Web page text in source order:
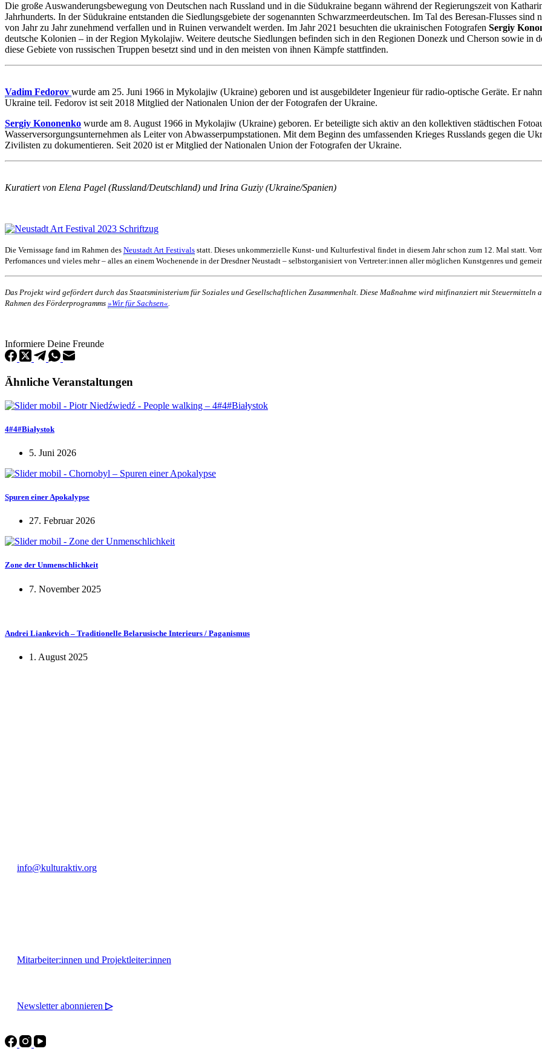
Die große Auswanderungsbewegung von Deutschen nach Russland und in die Südukraine begann während der Regierungszeit von
Jahrhunderts. In der Südukraine entstanden die Siedlungsgebiete der sogenannten Schwarzmeerdeutschen. Im Tal des Beresan-Flusses
von Jahr zu Jahr zunehmend verfallen und in Ruinen verwandelt werden. Im Jahr 2021 besuchten die ukrainischen Fotografen Sergiy
deutsche Kolonien – in der Region Mykolajiw. Weitere deutsche Siedlungen befinden sich in den Regionen Donezk und Cherson sowie in
diese Gebiete von russischen Truppen besetzt sind und in den meisten von ihnen Kämpfe stattfinden.
Vadim Fedorov wurde am 25. Juni 1966 in Mykolajiw (Ukraine) geboren und ist ausgebildeter Ingenieur für radio-optische Geräte. Er
Ukraine teil. Fedorov ist seit 2018 Mitglied der Nationalen Union der der Fotografen der Ukraine.
Sergiy Kononenko wurde am 8. August 1966 in Mykolajiw (Ukraine) geboren. Er beteiligte sich aktiv an den kollektiven städtischen
Wasserversorgungsunternehmen als Leiter von Abwasserpumpstationen. Mit dem Beginn des umfassenden Krieges Russlands gegen die
Zivilisten zu dokumentieren. Seit 2020 ist er Mitglied der Nationalen Union der Fotografen der Ukraine.
Kuratiert von Elena Pagel (Russland/Deutschland) und Irina Guziy (Ukraine/Spanien)
Die Vernissage fand im Rahmen des Neustadt Art Festivals statt. Dieses unkommerzielle Kunst- und Kulturfestival findet in diesem Jahr schon zum 12. Mal statt.
Perfomances und vieles mehr – alles an einem Wochenende in der Dresdner Neustadt – selbstorganisiert von Vertreter:innen aller möglichen Kunstgenres und
Das Projekt wird gefördert durch das Staatsministerium für Soziales und Gesellschaftlichen Zusammenhalt. Diese Maßnahme wird mitfinanziert mit Steuermitteln
Rahmen des Förderprogramms »Wir für Sachsen«.
Informiere Deine Freunde
Ähnliche Veranstaltungen
4#4#Białystok
5. Juni 2026
Spuren einer Apokalypse
27. Februar 2026
Zone der Unmenschlichkeit
7. November 2025
Andrei Liankevich – Traditionelle Belarusische Interieurs / Paganismus
1. August 2025
info@kulturaktiv.org
Mitarbeiter:innen und Projektleiter:innen
Newsletter abonnieren ▷